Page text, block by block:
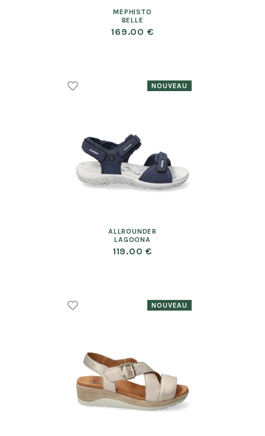
MEPHISTO
BELLE
169.00 €
ALLROUNDER
LAGOONA
119.00 €